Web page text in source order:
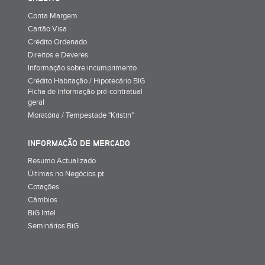
Conta Margem
Cartão Visa
Crédito Ordenado
Direitos e Deveres
Informação sobre incumprimento
Crédito Habitação / Hipotecário BIG
Ficha de informação pré-contratual
geral
Moratória / Tempestade "Kristin"
INFORMAÇÃO DE MERCADO
Resumo Actualizado
Últimas no Negócios.pt
Cotações
Câmbios
BiG Intel
Seminários BiG